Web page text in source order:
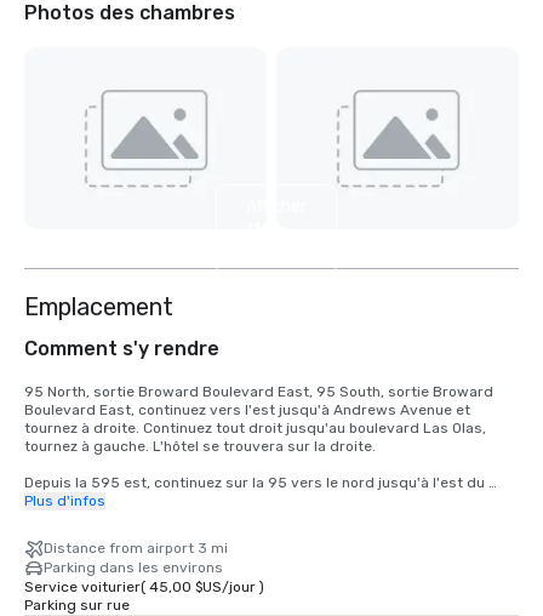
Photos des chambres
Emplacement
Comment s'y rendre
95 North, sortie Broward Boulevard East, 95 South, sortie Broward
Boulevard East, continuez vers l'est jusqu'à Andrews Avenue et
tournez à droite. Continuez tout droit jusqu'au boulevard Las Olas,
tournez à gauche. L'hôtel se trouvera sur la droite.
Depuis la 595 est, continuez sur la 95 vers le nord jusqu'à l'est du
boulevard Broward. Continuez vers l'est jusqu'à Andrews Avenue et
tournez à gauche. L'hôtel se trouvera sur la droite.
Plus d'infos
Distance from airport 3 mi
Parking dans les environs
Service voiturier( 45,00 $US/jour)
Parking sur rue